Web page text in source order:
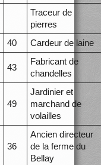
Traceur de
pierres
40 Cardeur de laine
43
Fabricant de
chandelles
49
Jardinier et
marchand de
volailles
36
Ancien directeur
de la ferme du
Bellay